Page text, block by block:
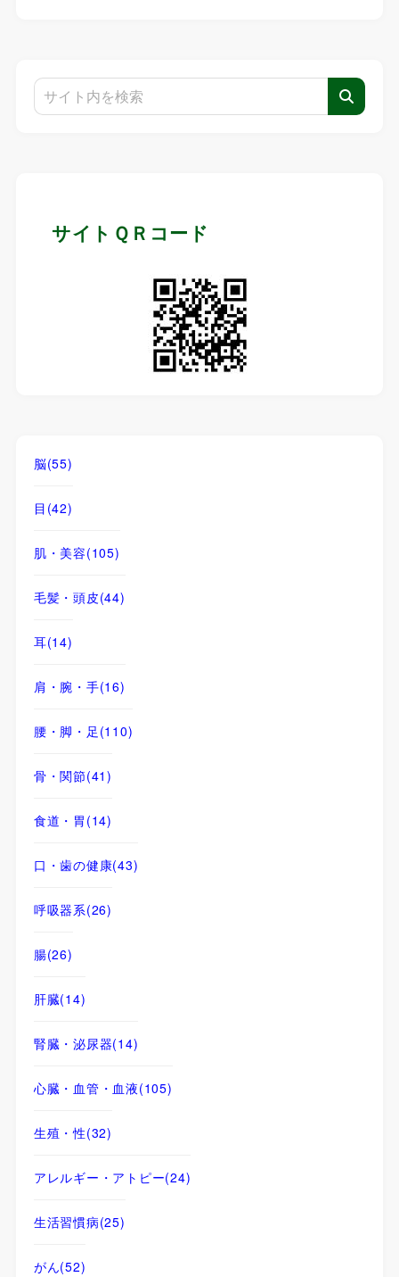
サイトＱＲコード
脳(55)
目 (42)
肌・美容(105)
毛髪・頭皮(44)
耳(14)
肩・腕・手(16)
腰・脚・足 (110)
骨・関節(41)
食道・胃 (14)
口・歯の健康(43)
呼吸器系(26)
腸(26)
肝臓(14)
腎臓・泌尿器(14)
心臓・血管・血液(105)
生殖・性(32)
アレルギー・アトピー(24)
生活習慣病(25)
がん(52)